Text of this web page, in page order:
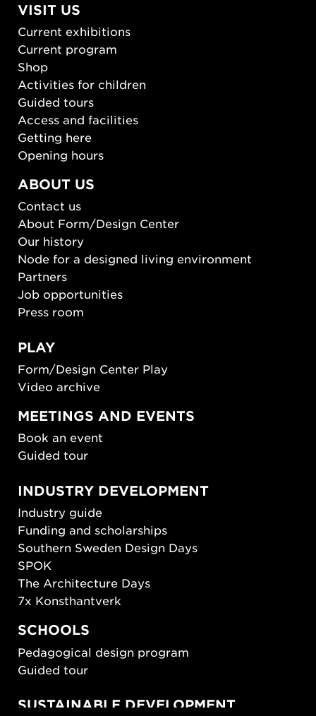
VISIT US
Current exhibitions
Current program
Shop
Activities for children
Guided tours
Access and facilities
Getting here
Opening hours
ABOUT US
Contact us
About Form/Design Center
Our history
Node for a designed living environment
Partners
Job opportunities
Press room
PLAY
Form/Design Center Play
Video archive
MEETINGS AND EVENTS
Book an event
Guided tour
INDUSTRY DEVELOPMENT
Industry guide
Funding and scholarships
Southern Sweden Design Days
SPOK
The Architecture Days
7x Konsthantverk
SCHOOLS
Pedagogical design program
Guided tour
SUSTAINABLE DEVELOPMENT